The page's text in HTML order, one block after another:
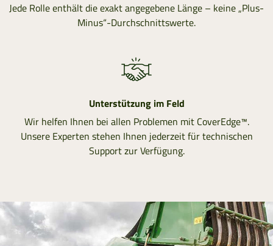
Jede Rolle enthält die exakt angegebene Länge – keine „Plus-
Minus“-Durchschnittswerte.
Unterstützung im Feld
Wir helfen Ihnen bei allen Problemen mit CoverEdge™.
Unsere Experten stehen Ihnen jederzeit für technischen
Support zur Verfügung.